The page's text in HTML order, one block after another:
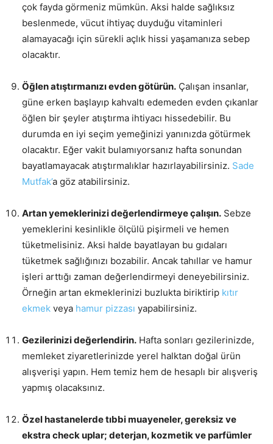
çok fayda görmeniz mümkün. Aksi halde sağlıksız
beslenmede, vücut ihtiyaç duyduğu vitaminleri
alamayacağı için sürekli açlık hissi yaşamanıza sebep
olacaktır.
Öğlen atıştırmanızı evden götürün. Çalışan insanlar,
güne erken başlayıp kahvaltı edemeden evden çıkanlar
öğlen bir şeyler atıştırma ihtiyacı hissedebilir. Bu
durumda en iyi seçim yemeğinizi yanınızda götürmek
olacaktır. Eğer vakit bulamıyorsanız hafta sonundan
bayatlamayacak atıştırmalıklar hazırlayabilirsiniz. Sade
Mutfak’a göz atabilirsiniz.
Artan yemeklerinizi değerlendirmeye çalışın. Sebze
yemeklerini kesinlikle ölçülü pişirmeli ve hemen
tüketmelisiniz. Aksi halde bayatlayan bu gıdaları
tüketmek sağlığınızı bozabilir. Ancak tahıllar ve hamur
işleri arttığı zaman değerlendirmeyi deneyebilirsiniz.
Örneğin artan ekmeklerinizi buzlukta biriktirip kıtır
ekmek veya hamur pizzası yapabilirsiniz.
Gezilerinizi değerlendirin. Hafta sonları gezilerinizde,
memleket ziyaretlerinizde yerel halktan doğal ürün
alışverişi yapın. Hem temiz hem de hesaplı bir alışveriş
yapmış olacaksınız.
Özel hastanelerde tıbbi muayeneler, gereksiz ve
ekstra check uplar; deterjan, kozmetik ve parfümler